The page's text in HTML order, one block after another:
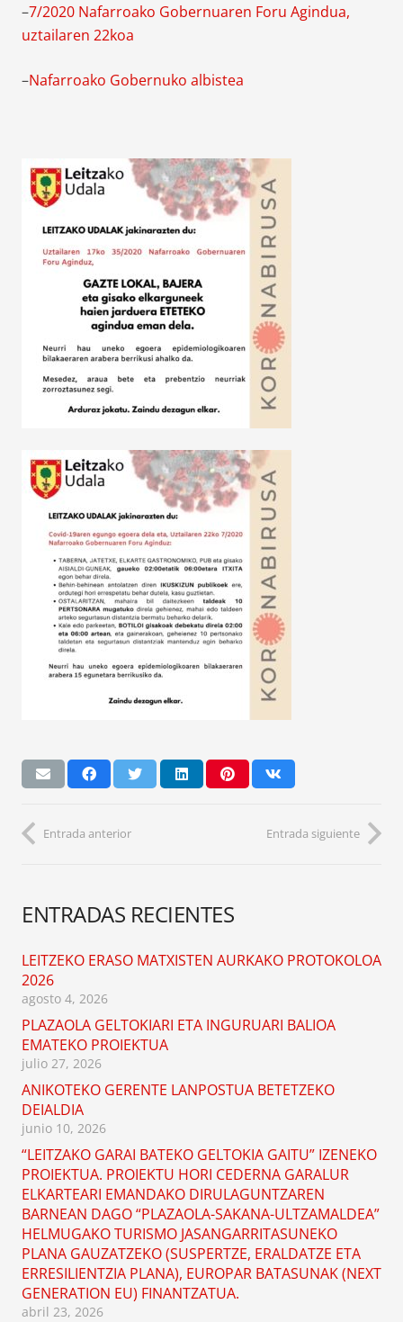
–7/2020 Nafarroako Gobernuaren Foru Agindua,
uztailaren 22koa
–Nafarroako Gobernuko albistea
Entrada anterior Entrada siguiente
ENTRADAS RECIENTES
LEITZEKO ERASO MATXISTEN AURKAKO PROTOKOLOA
2026
agosto 4, 2026
PLAZAOLA GELTOKIARI ETA INGURUARI BALIOA
EMATEKO PROIEKTUA
julio 27, 2026
ANIKOTEKO GERENTE LANPOSTUA BETETZEKO
DEIALDIA
junio 10, 2026
“LEITZAKO GARAI BATEKO GELTOKIA GAITU” IZENEKO
PROIEKTUA. PROIEKTU HORI CEDERNA GARALUR
ELKARTEARI EMANDAKO DIRULAGUNTZAREN
BARNEAN DAGO “PLAZAOLA-SAKANA-ULTZAMALDEA”
HELMUGAKO TURISMO JASANGARRITASUNEKO
PLANA GAUZATZEKO (SUSPERTZE, ERALDATZE ETA
ERRESILIENTZIA PLANA), EUROPAR BATASUNAK (NEXT
GENERATION EU) FINANTZATUA.
abril 23, 2026